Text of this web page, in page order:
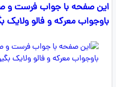
این صفحه با جواب فرست
باوجواب معرکه و فالو ولایک